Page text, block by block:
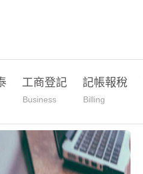
工商登記
Business
記帳報稅
Billing